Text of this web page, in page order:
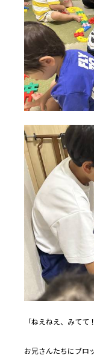
「ねえねえ、みてて
お兄さんたちにブロ